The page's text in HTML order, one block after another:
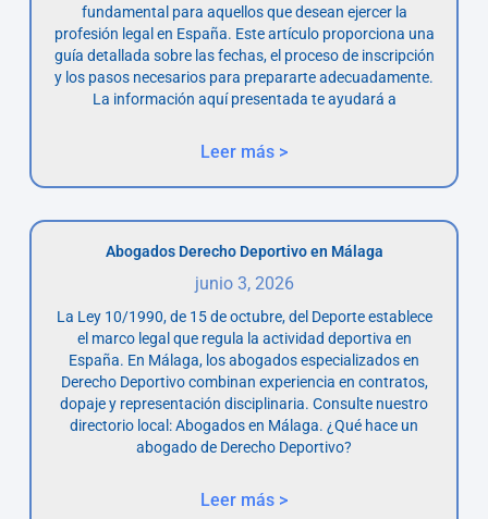
fundamental para aquellos que desean ejercer la
profesión legal en España. Este artículo proporciona una
guía detallada sobre las fechas, el proceso de inscripción
y los pasos necesarios para prepararte adecuadamente.
La información aquí presentada te ayudará a
Leer más >
Abogados Derecho Deportivo en Málaga
junio 3, 2026
La Ley 10/1990, de 15 de octubre, del Deporte establece
el marco legal que regula la actividad deportiva en
España. En Málaga, los abogados especializados en
Derecho Deportivo combinan experiencia en contratos,
dopaje y representación disciplinaria. Consulte nuestro
directorio local: Abogados en Málaga. ¿Qué hace un
abogado de Derecho Deportivo?
Leer más >